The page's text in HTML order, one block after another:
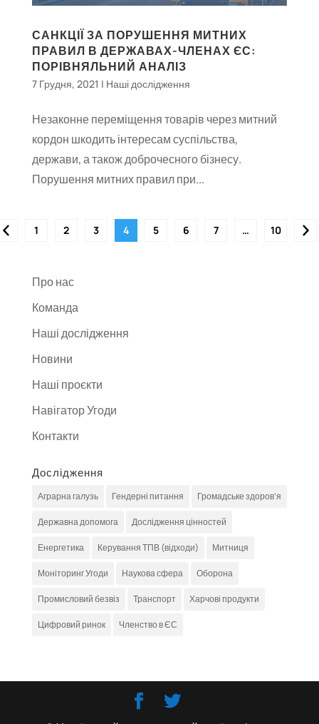
САНКЦІЇ ЗА ПОРУШЕННЯ МИТНИХ
ПРАВИЛ В ДЕРЖАВАХ-ЧЛЕНАХ ЄС:
ПОРІВНЯЛЬНИЙ АНАЛІЗ
7 Грудня, 2021 | Наші дослідження
Незаконне переміщення товарів через митний
кордон шкодить інтересам суспільства,
держави, а також доброчесного бізнесу.
Порушення митних правил при...
1 2 3 4 5 6 7 … 10
Про нас
Команда
Наші дослідження
Новини
Наші проєкти
Навігатор Угоди
Контакти
Дослідження
Аграрна галузь Гендерні питання Громадське здоров'я
Державна допомога Дослідження цінностей
Енергетика Керування ТПВ (відходи) Митниця
Моніторинг Угоди Наукова сфера Оборона
Промисловий безвіз Транспорт Харчові продукти
Цифровий ринок Членство в ЄС